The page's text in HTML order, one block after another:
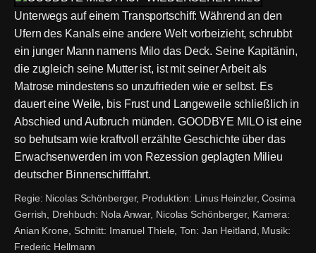
Unterwegs auf einem Transportschiff: Während an den
Ufern des Kanals eine andere Welt vorbeizieht, schrubbt
ein junger Mann namens Milo das Deck. Seine Kapitänin,
die zugleich seine Mutter ist, ist mit seiner Arbeit als
Matrose mindestens so unzufrieden wie er selbst. Es
dauert eine Weile, bis Frust und Langeweile schließlich in
Abschied und Aufbruch münden. GOODBYE MILO ist eine
so behutsam wie kraftvoll erzählte Geschichte über das
Erwachsenwerden im von Rezession geplagten Milieu
deutscher Binnenschifffahrt.
Regie: Nicolas Schönberger, Produktion: Linus Heinzler, Cosima
Gerrish, Drehbuch: Nola Anwar, Nicolas Schönberger, Kamera:
Anian Krone, Schnitt: Imanuel Thiele,Ton: Jan Heitland, Musik:
Frederic Hellmann